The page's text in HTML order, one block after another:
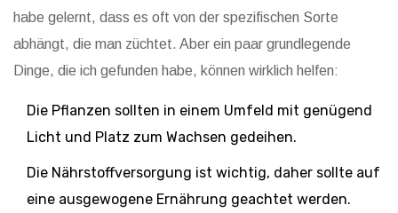
habe gelernt, dass es oft von der spezifischen Sorte
abhängt, die man züchtet. Aber ein paar grundlegende
Dinge, die ich gefunden habe, können wirklich helfen:
Die Pflanzen sollten in einem Umfeld mit genügend
Licht und Platz zum Wachsen gedeihen.
Die Nährstoffversorgung ist wichtig, daher sollte auf
eine ausgewogene Ernährung geachtet werden.